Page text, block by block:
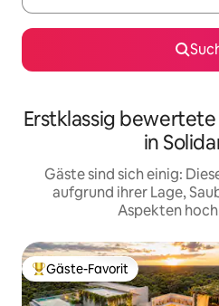
Erstklassig
in
Gäste sind sich einig:
aufgrund ihrer Lage,
Aspekten
Beliebter Gäste-Favorit.
Gäste-Favorit